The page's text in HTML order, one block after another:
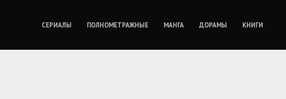
СЕРИАЛЫ ПОЛНОМЕТРАЖНЫЕ МАНГА ДОРАМЫ КНИГИ